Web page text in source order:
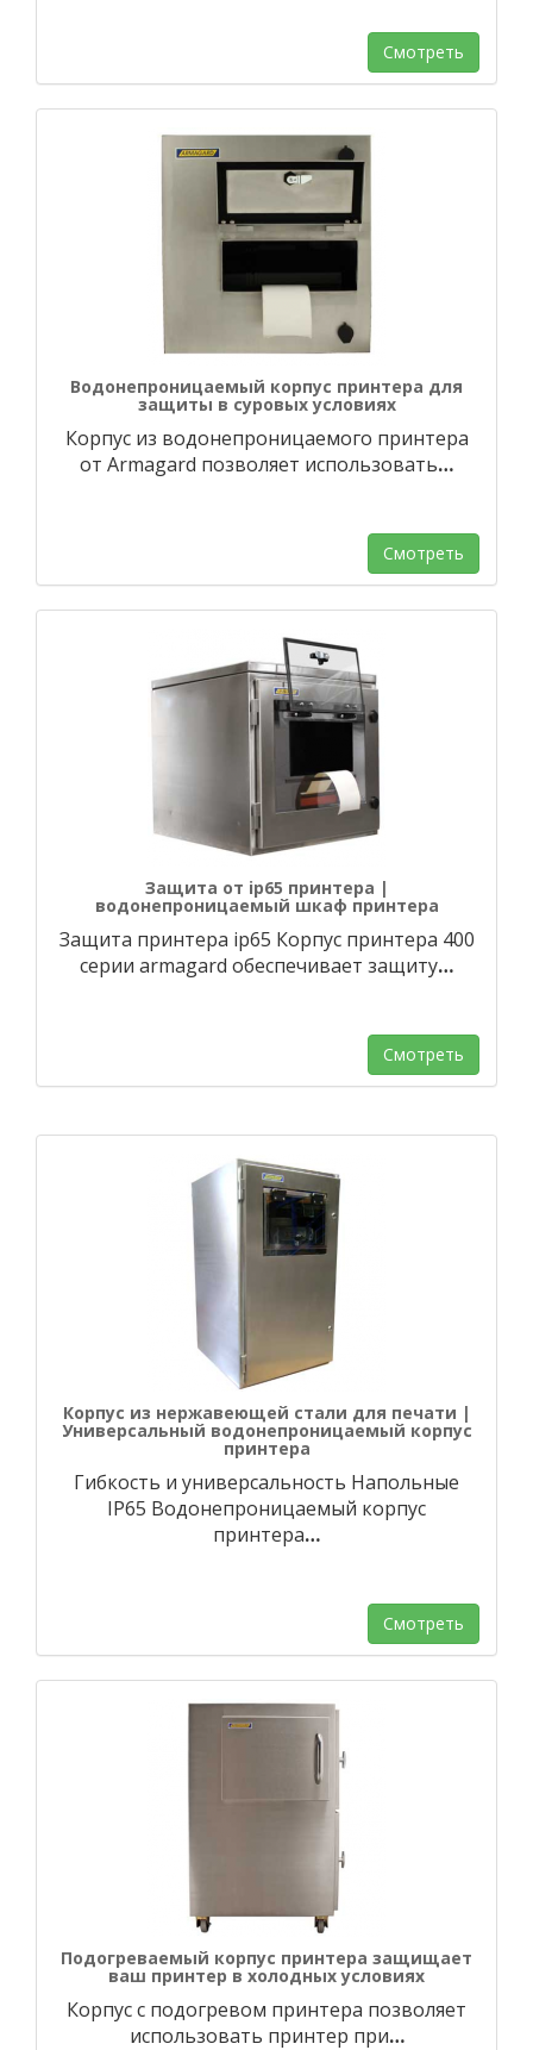
Смотреть
Водонепроницаемый корпус принтера для
защиты в суровых условиях
Корпус из водонепроницаемого принтера
от Armagard позволяет использовать…
Смотреть
Защита от ip65 принтера |
водонепроницаемый шкаф принтера
Защита принтера ip65 Корпус принтера 400
серии armagard обеспечивает защиту…
Смотреть
Корпус из нержавеющей стали для печати |
Универсальный водонепроницаемый корпус
принтера
Гибкость и универсальность Напольные
IP65 Водонепроницаемый корпус
принтера…
Смотреть
Подогреваемый корпус принтера защищает
ваш принтер в холодных условиях
Корпус с подогревом принтера позволяет
использовать принтер при…